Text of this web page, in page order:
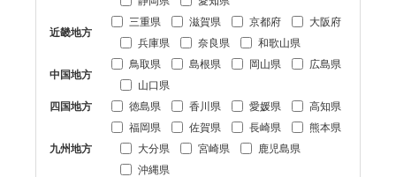
近畿地方
三重県 滋賀県 京都府
大阪府
兵庫県
奈良県 和歌山県
中国地方
鳥取県 島根県 岡山県
広島県
山口県
四国地方
徳島県 香川県 愛媛県 高知県
九州地方
福岡県 佐賀県 長崎県
熊本県
大分県
宮崎県
鹿児島県
沖縄県